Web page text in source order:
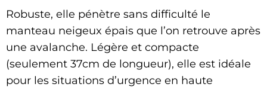
Robuste, elle pénètre sans difficulté le
manteau neigeux épais que l’on retrouve après
une avalanche. Légère et compacte
(seulement 37cm de longueur), elle est idéale
pour les situations d’urgence en haute